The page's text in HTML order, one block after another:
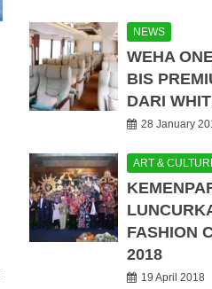
NEWS
WEHA
BIS
DARI
28 January
ART &
FASHION
2018
19 April 2018